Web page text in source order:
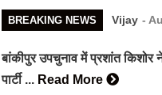
BREAKING NEWS Vijay -
बांकीपुर उपचुनाव में प्रशांत किशोर
पार्टी ... Read More